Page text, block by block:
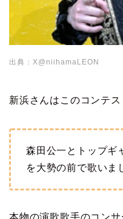
出典：X@niihamaLEON
新浜さんはこのコンテ
森田公一とトップギ
を大勢の前で歌いま